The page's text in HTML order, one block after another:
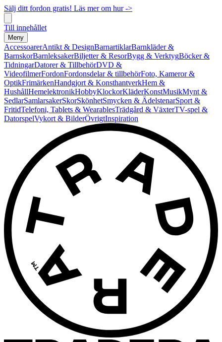
Sälj ditt fordon gratis! Läs mer om hur ->
Till innehållet
Meny
AccessoarerAntikt & DesignBarnartiklarBarnkläder &
BarnskorBarnleksakerBiljetter & ResorBygg & VerktygBöcker &
TidningarDatorer & TillbehörDVD &
VideofilmerFordonFordonsdelar & tillbehörFoto, Kameror &
OptikFrimärkenHandgjort & KonsthantverkHem &
HushållHemelektronikHobbyKlockorKläderKonstMusikMynt &
SedlarSamlarsakerSkorSkönhetSmycken & ÄdelstenarSport &
FritidTelefoni, Tablets & WearablesTrädgård & VäxterTV-spel &
DatorspelVykort & BilderÖvrigtInspiration